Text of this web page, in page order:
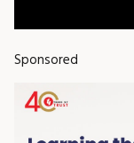
Sponsored